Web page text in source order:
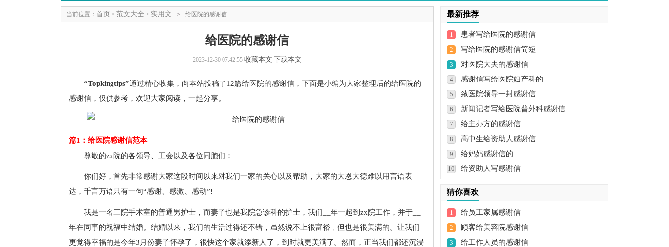
当前位置： 首页 > 范文大全 > 实用文 > 给医院的感谢信
给医院的感谢信
2023-12-30 07:42:55 收藏本文 下载本文
“Topkingtips”通过精心收集，向本站投稿了12篇给医院的感谢信，下面是小编为大家整理后的给医院的
感谢信，仅供参考，欢迎大家阅读，一起分享。
篇1：给医院感谢信范本
尊敬的zx院的各领导、工会以及各位同胞们：
你们好，首先非常感谢大家这段时间以来对我们一家的关心以及帮助，大家的大恩大德难以用言语表
达，千言万语只有一句“感谢、感激、感动”!
我是一名三院手术室的普通男护士，而妻子也是我院急诊科的护士，我们__年一起到zx院工作，并于__
年在同事的祝福中结婚。结婚以来，我们的生活过得还不错，虽然说不上很富裕，但也是很美满的。让我们
更觉得幸福的是今年3月份妻子怀孕了，很快这个家就添新人了，到时就更美满了。然而，正当我们都还沉浸
最新推荐
1 患者写给医院的感谢信
2 写给医院的感谢信简短
3 对医院大夫的感谢信
4 感谢信写给医院妇产科的
5 致医院领导一封感谢信
6 新闻记者写给医院普外科感谢信
7 给主办方的感谢信
8 高中生给资助人感谢信
9 给妈妈感谢信的
10 给资助人写感谢信
猜你喜欢
1 给员工家属感谢信
2 顾客给美容院感谢信
3 给工作人员的感谢信